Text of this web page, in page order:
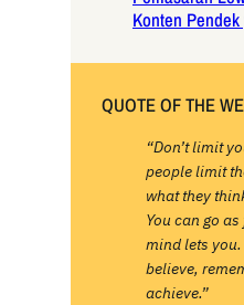
Konten
QUOTE OF THE
“Don’t limit
people limit
what they
You can go
mind lets
believe,
achieve.”